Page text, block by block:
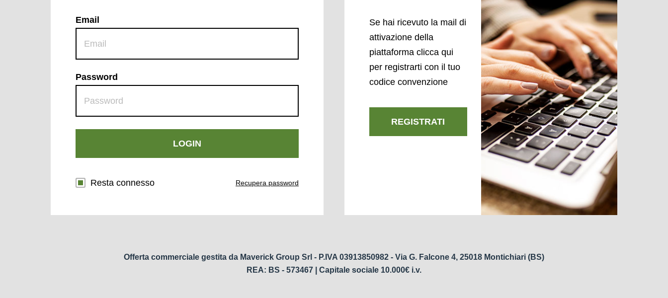
Email
Password
LOGIN
Resta connesso Recupera password
Se hai ricevuto la mail di
attivazione della
piattaforma clicca qui
per registrarti con il tuo
codice convenzione
REGISTRATI
Offerta commerciale gestita da Maverick Group Srl - P.IVA 03913850982 - Via G. Falcone 4, 25018 Montichiari (BS)
REA: BS - 573467 | Capitale sociale 10.000€ i.v.